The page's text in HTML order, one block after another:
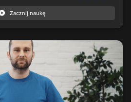
Zacznij naukę